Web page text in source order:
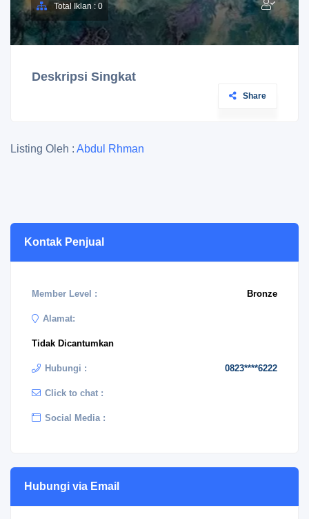
Total Iklan : 0
Deskripsi Singkat
Share
Listing Oleh : Abdul Rhman
Kontak Penjual
Member Level : Bronze
Alamat:
Tidak Dicantumkan
Hubungi : 0823****6222
Click to chat :
Social Media :
Hubungi via Email